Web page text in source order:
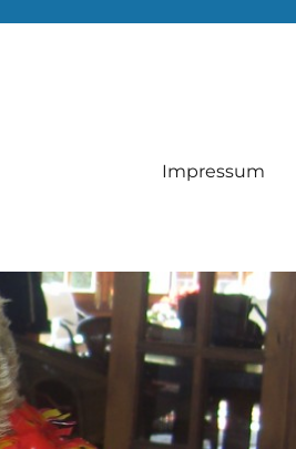
Impressum